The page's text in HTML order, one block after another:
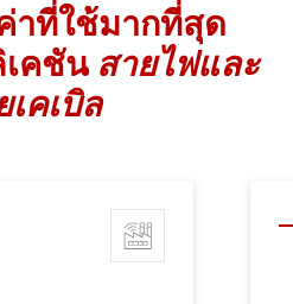
าที่ใช้มากที่สุด
คชัน สายไฟและ
เคเบิล